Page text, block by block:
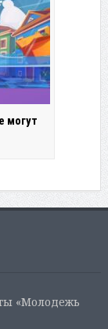
могут
«Молодежь